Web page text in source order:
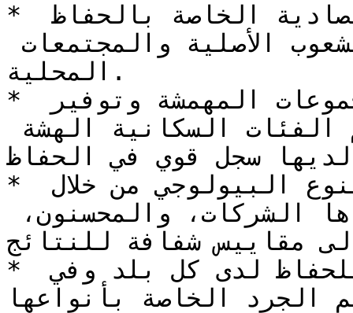
* التنفيذ السريع للنماذج الاقتصادية الخاصة بالحفاظ
المحلية.
* تيسير إدماج السكان والمجموعات المهمشة وتوفير
لديها سجل قوي في الحفاظ.
* الإسهام في الأهداف الدولية للتنوع البيولوجي من خلال
مقاييس شفافة للنتائج.
* الإسهام في الأهداف الوطنية للحفاظ لدى كل بلد وفي
الجرد الخاصة بأنواعها.